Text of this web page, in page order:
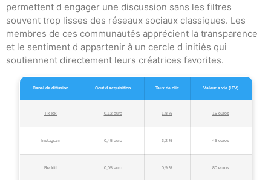
permettent d engager une discussion sans les filtres
souvent trop lisses des réseaux sociaux classiques. Les
membres de ces communautés apprécient la transparence
et le sentiment d appartenir à un cercle d initiés qui
soutiennent directement leurs créatrices favorites.
Canal de diffusion Coût d acquisition Taux de clic Valeur à vie (LTV)
TikTok 0,12 euro 1,8 % 15 euros
Instagram 0,45 euro 3,2 % 45 euros
Reddit 0,05 euro 0,9 % 80 euros